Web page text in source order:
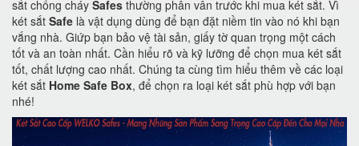
sắt chống cháy Safes thường phân vân trước khi mua két sắt. Vì
két sắt Safe là vật dụng dùng để bạn đặt niềm tin vào nó khi bạn
vắng nhà. Giứp bạn bảo vệ tài sản, giấy tờ quan trọng một cách
tốt và an toàn nhất. Cần hiểu rõ và kỹ lưỡng để chọn mua két sắt
tốt, chất lượng cao nhất. Chúng ta cùng tìm hiểu thêm về các loại
két sắt Home Safe Box, để chọn ra loại két sắt phù hợp với bạn
nhé!